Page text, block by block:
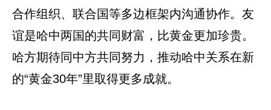
合作组织、联合国等多边框架内沟通协作。友
谊是哈中两国的共同财富，比黄金更加珍贵。
哈方期待同中方共同努力，推动哈中关系在新
的“黄金30年”里取得更多成就。